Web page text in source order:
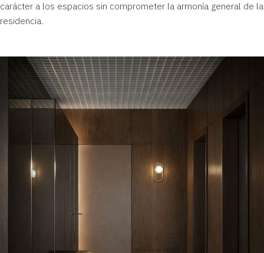
carácter a los espacios sin comprometer la armonía general de la
residencia.